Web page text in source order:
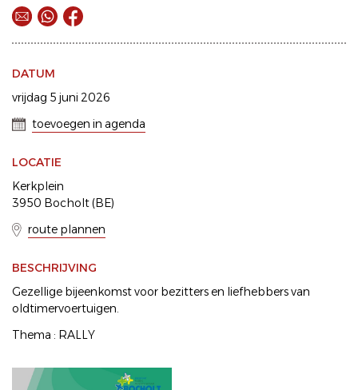
DATUM
vrijdag 5 juni 2026
toevoegen in agenda
LOCATIE
Kerkplein
3950 Bocholt (BE)
route plannen
BESCHRIJVING
Gezellige bijeenkomst voor bezitters en liefhebbers van
oldtimervoertuigen.
Thema : RALLY